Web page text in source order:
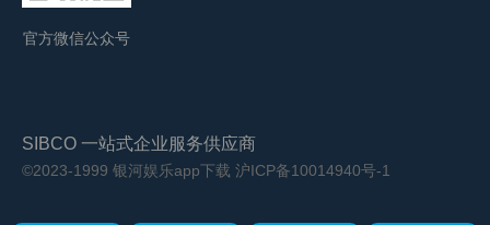
官方微信公众号
SIBCO 一站式企业服务供应商
©2023-1999 银河娱乐app下载 沪ICP备10014940号-1